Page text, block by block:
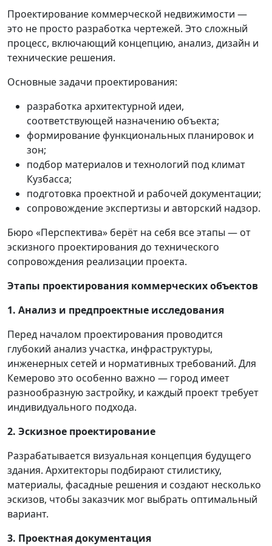
Проектирование коммерческой недвижимости —
это не просто разработка чертежей. Это сложный
процесс, включающий концепцию, анализ, дизайн и
технические решения.
Основные задачи проектирования:
разработка архитектурной идеи,
соответствующей назначению объекта;
формирование функциональных планировок и
зон;
подбор материалов и технологий под климат
Кузбасса;
подготовка проектной и рабочей документации;
сопровождение экспертизы и авторский надзор.
Бюро «Перспектива» берёт на себя все этапы — от
эскизного проектирования до технического
сопровождения реализации проекта.
Этапы проектирования коммерческих объектов
1. Анализ и предпроектные исследования
Перед началом проектирования проводится
глубокий анализ участка, инфраструктуры,
инженерных сетей и нормативных требований. Для
Кемерово это особенно важно — город имеет
разнообразную застройку, и каждый проект требует
индивидуального подхода.
2. Эскизное проектирование
Разрабатывается визуальная концепция будущего
здания. Архитекторы подбирают стилистику,
материалы, фасадные решения и создают несколько
эскизов, чтобы заказчик мог выбрать оптимальный
вариант.
3. Проектная документация